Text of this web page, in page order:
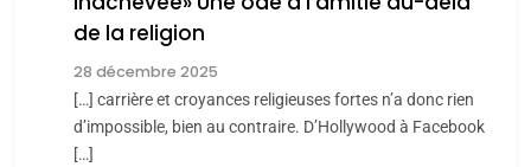
meurtrière selon le
rapport d’ADL contre
l’antisémitisme
FRANCE ISRAÉL
de la religion
28 décembre 2025
[…] carrière et croyances religieuses fortes n’a donc rien
d’impossible, bien au contraire. D’Hollywood à Facebook
[…]
Tafraout, le miel de Tadla
Azilal consacrés produits
du terroir
DAFINA
Oeil ravageur – Vanessa De